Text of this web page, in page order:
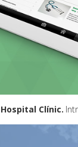
Hospital Clínic